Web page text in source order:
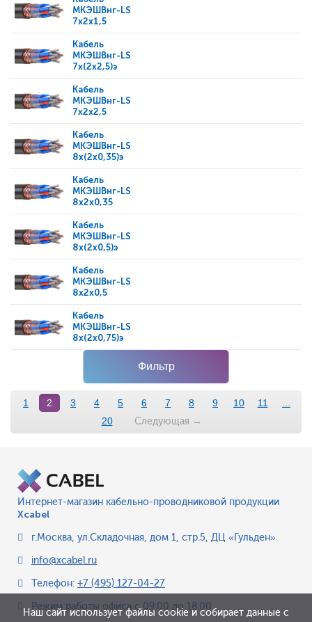
МКЭШВнг-LS
7x2x1,5
Кабель
МКЭШВнг-LS
7x(2x2,5)э
Кабель
МКЭШВнг-LS
7x2x2,5
Кабель
МКЭШВнг-LS
8x(2x0,35)э
Кабель
МКЭШВнг-LS
8x2x0,35
Кабель
МКЭШВнг-LS
8x(2x0,5)э
Кабель
МКЭШВнг-LS
8x2x0,5
Кабель
МКЭШВнг-LS
8x(2x0,75)э
Фильтр
1 2 3 4 5 6 7 8 9 10 11
20
Следующая →
Интернет-магазин кабельно-проводниковой продукции
Xcabel
г.Москва, ул.Складочная, дом 1, стр.5, ДЦ «Гульден»
info@xcabel.ru
Телефон: +7 (495) 127-04-27
Режим работы офиса с 09:00 до 18:00
Наш сайт использует файлы cookie и собирает данные с